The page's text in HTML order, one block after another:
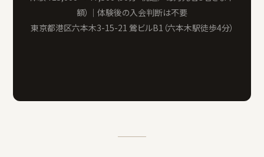
額）｜体験後の入会判断は不要
東京都港区六本木3-15-21 鶯ビルB1（六本木駅徒歩4分）